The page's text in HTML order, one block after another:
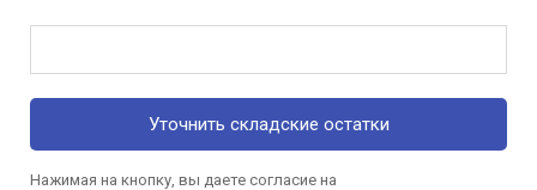
Уточнить складские остатки
Нажимая на кнопку, вы даете согласие на